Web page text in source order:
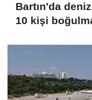
Bartın'da
10 kişi